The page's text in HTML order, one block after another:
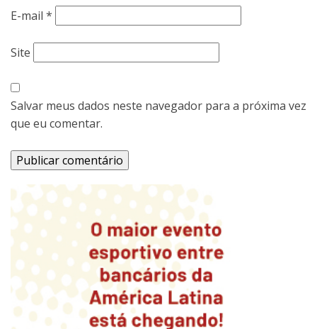
E-mail *
Site
Salvar meus dados neste navegador para a próxima vez
que eu comentar.